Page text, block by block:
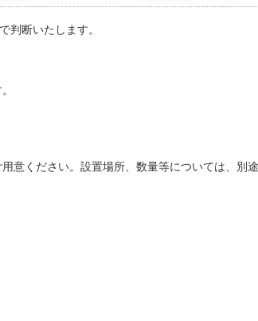
判断いたします。
意ください。設置場所、数量等については、別